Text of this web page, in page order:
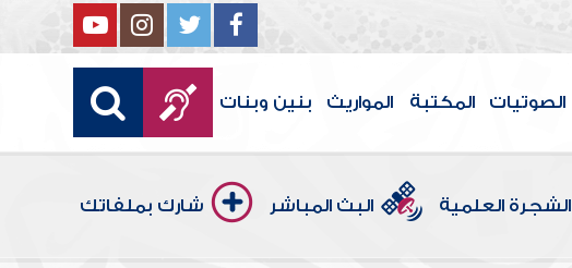
الصوتيات المكتبة المواريث بنين وبنات
الشجرة العلمية البث المباشر شارك بملفاتك